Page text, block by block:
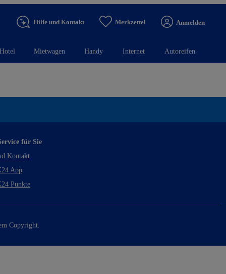
Hilfe und Kontakt Merkzettel Anmelden
Hotel Mietwagen Handy Internet Autoreifen
für Sie
Kontakt
App
Punkte
Copyright.